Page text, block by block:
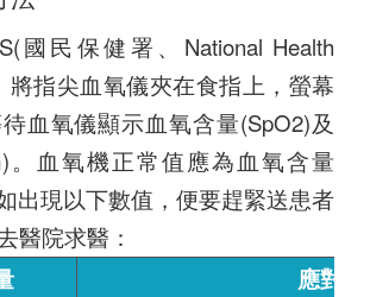
國民保健署、National Health
將指尖血氧儀夾在食指上，螢幕
血氧儀顯示血氧含量(SpO2)及
。血氧機正常值應為血氧含量
出現以下數值，便要趕緊送患者
醫院求醫：
應對